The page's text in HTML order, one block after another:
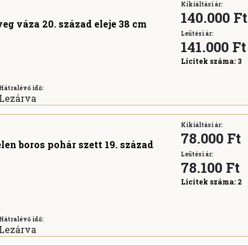
váza 20. század eleje 38 cm
Hátralévő idő:
Lezárva
Kikiáltási ár:
140.000 Ft
Leütési ár:
141.000 Ft
Licitek száma: 3
boros pohár szett 19. század
Hátralévő idő:
Lezárva
Kikiáltási ár:
78.000 Ft
Leütési ár:
78.100 Ft
Licitek száma: 2